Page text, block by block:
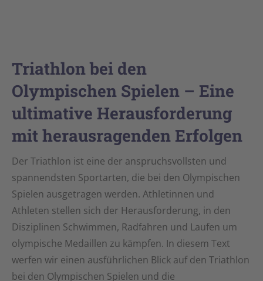
Triathlon bei den
Olympischen Spielen – Eine
ultimative Herausforderung
mit herausragenden Erfolgen
Der Triathlon ist eine der anspruchsvollsten und
spannendsten Sportarten, die bei den Olympischen
Spielen ausgetragen werden. Athletinnen und
Athleten stellen sich der Herausforderung, in den
Disziplinen Schwimmen, Radfahren und Laufen um
olympische Medaillen zu kämpfen. In diesem Text
werfen wir einen ausführlichen Blick auf den Triathlon
bei den Olympischen Spielen und die